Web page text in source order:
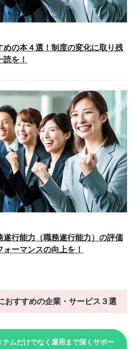
めの本４選！制度の変化に取り残
を！
遂行能力（職務遂行能力）の評価
ーマンスの向上を！
おすすめの企業・サービス３選
テムだけでなく運用まで深くサポー